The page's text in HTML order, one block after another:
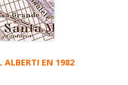
ALBERTI EN 1982